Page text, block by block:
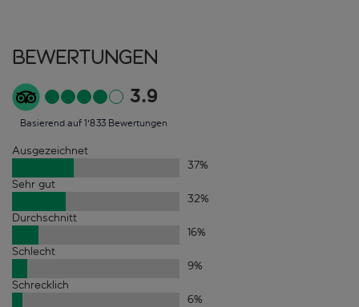
Bewertungen
3.9
Basierend auf 1'833 Bewertungen
Ausgezeichnet
37%
Sehr gut
32%
Durchschnitt
16%
Schlecht
9%
Schrecklich
6%